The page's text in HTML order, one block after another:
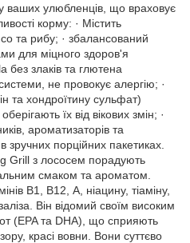
ваших улюбленців, що враховує
корму: · Містить
та рибу; · збалансований
для міцного здоров'я
без злаків та глютена
не провокує алергію; ·
та хондроїтину сульфат)
їх від вікових змін; ·
ароматизаторів та
зручних порційних пакетиках.
Grill з лососем порадують
смаком та ароматом.
В1, В12, А, ніацину, тіаміну,
Він відомий своїм високим
(EPA та DHA), що сприяють
красі вовни. Вони суттєво